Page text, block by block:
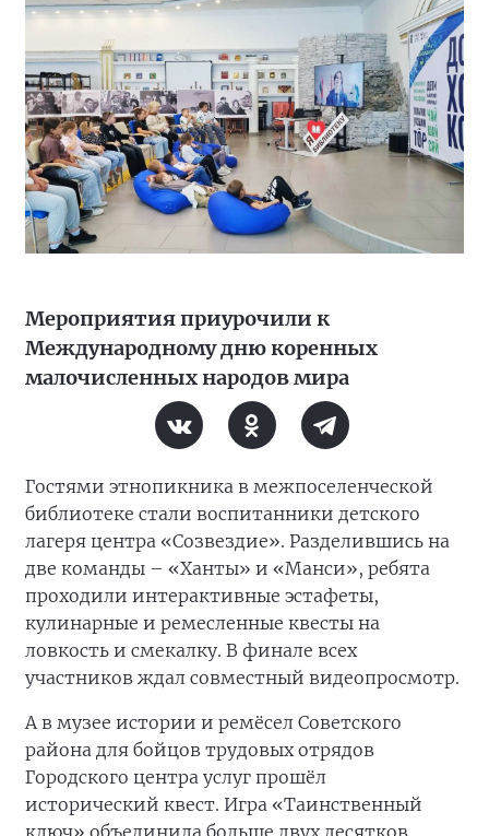
Мероприятия приурочили к
Международному дню коренных
малочисленных народов мира
Гостями этнопикника в межпоселенческой
библиотеке стали воспитанники детского
лагеря центра «Созвездие». Разделившись на
две команды – «Ханты» и «Манси», ребята
проходили интерактивные эстафеты,
кулинарные и ремесленные квесты на
ловкость и смекалку. В финале всех
участников ждал совместный видеопросмотр.
А в музее истории и ремёсел Советского
района для бойцов трудовых отрядов
Городского центра услуг прошёл
исторический квест. Игра «Таинственный